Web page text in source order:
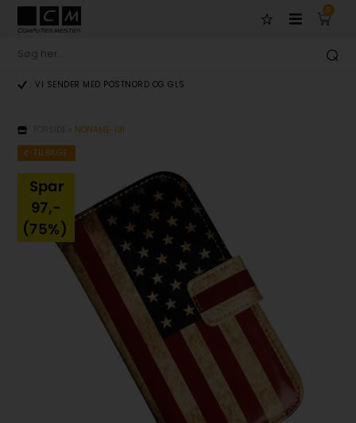
0
VI SENDER MED POSTNORD OG GLS
NONAME-191
TILBAGE
Spar
97,-
(75%)